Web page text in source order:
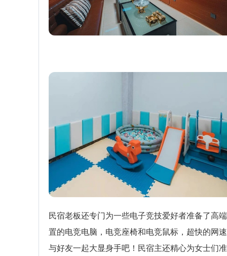
民宿老板还专门为一些电子竞技爱好者准备了高
置的电竞电脑，电竞座椅和电竞鼠标，超快的网
与好友一起大显身手吧！民宿主还精心为女士们